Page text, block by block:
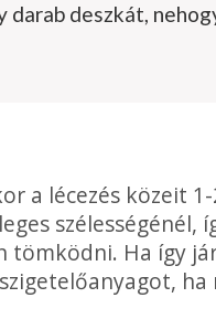
deszkát,
a lécezés közeit
szélességénél,
tömködni. Ha így